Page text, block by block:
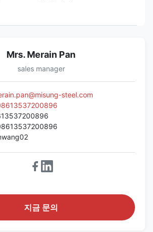
Mrs. Merain Pan
sales manager
steel.com
지금 문의